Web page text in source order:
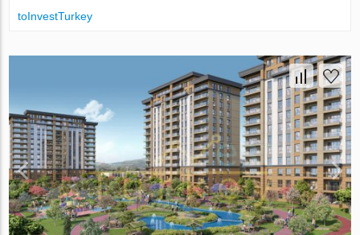
toInvestTurkey